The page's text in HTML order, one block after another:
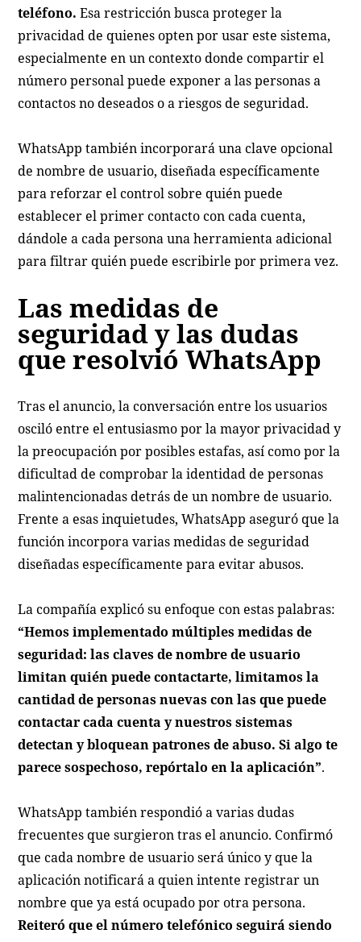
teléfono. Esa restricción busca proteger la
privacidad de quienes opten por usar este sistema,
especialmente en un contexto donde compartir el
número personal puede exponer a las personas a
contactos no deseados o a riesgos de seguridad.
WhatsApp también incorporará una clave opcional
de nombre de usuario, diseñada específicamente
para reforzar el control sobre quién puede
establecer el primer contacto con cada cuenta,
dándole a cada persona una herramienta adicional
para filtrar quién puede escribirle por primera vez.
Las medidas de
seguridad y las dudas
que resolvió WhatsApp
Tras el anuncio, la conversación entre los usuarios
osciló entre el entusiasmo por la mayor privacidad y
la preocupación por posibles estafas, así como por la
dificultad de comprobar la identidad de personas
malintencionadas detrás de un nombre de usuario.
Frente a esas inquietudes, WhatsApp aseguró que la
función incorpora varias medidas de seguridad
diseñadas específicamente para evitar abusos.
La compañía explicó su enfoque con estas palabras:
“Hemos implementado múltiples medidas de
seguridad: las claves de nombre de usuario
limitan quién puede contactarte, limitamos la
cantidad de personas nuevas con las que puede
contactar cada cuenta y nuestros sistemas
detectan y bloquean patrones de abuso. Si algo te
parece sospechoso, repórtalo en la aplicación”.
WhatsApp también respondió a varias dudas
frecuentes que surgieron tras el anuncio. Confirmó
que cada nombre de usuario será único y que la
aplicación notificará a quien intente registrar un
nombre que ya está ocupado por otra persona.
Reiteró que el número telefónico seguirá siendo